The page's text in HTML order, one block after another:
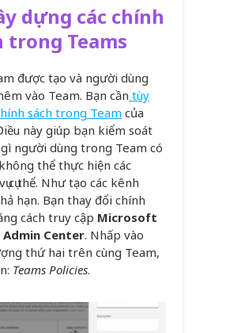
dựng các chính
trong Teams
được tạo và người dùng
vào Team. Bạn cần tùy
sách trong Team của
này giúp bạn kiểm soát
người dùng trong Team có
thể thực hiện các
cụ thể. Như tạo các kênh
hạn. Bạn thay đổi chính
cách truy cập Microsoft
Admin Center. Nhấp vào
thứ hai trên cùng Team,
Teams Policies.